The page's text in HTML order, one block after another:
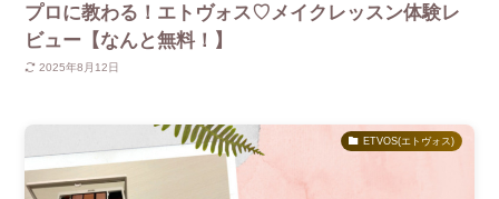
プロに教わる！エトヴォス♡メイクレッスン体験レ
ビュー【なんと無料！】
2025年8月12日
ETVOS(エトヴォス)